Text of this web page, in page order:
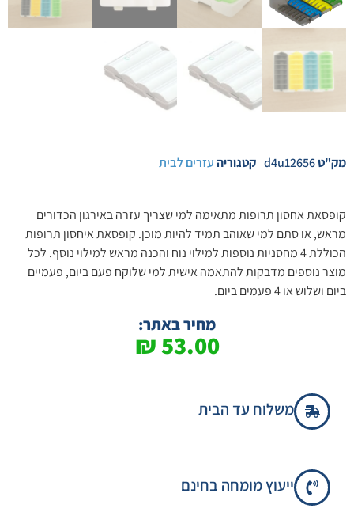
מק"טd4u12656 קטגוריהעזרים לבית
קופסאת אחסון תרופות מתאימה למי שצריך עזרה באירגון הכדורים
מראש, או סתם למי שאוהב תמיד להיות מוכן. קופסאת איחסון תרופות
הכוללת 4 מחסניות נוספות למילוי נוח והכנה מראש למילוי נוסף. לכל
מוצר נוספים מדבקות להתאמה אישית למי שלוקח פעם ביום, פעמיים
ביום ושלוש או 4 פעמים ביום.
מחיר באתר:
53.00
₪
משלוח עד הבית
ייעוץ מומחה בחינם